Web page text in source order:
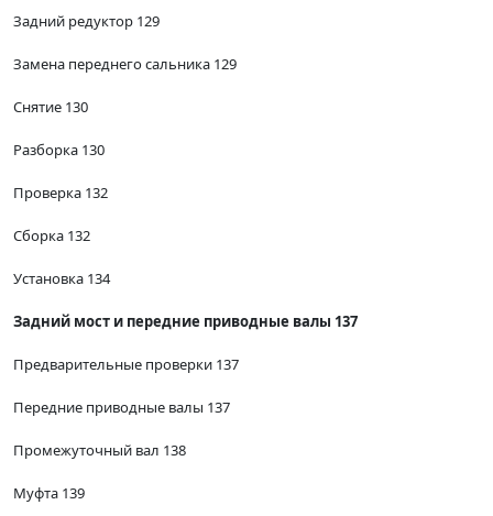
Задний редуктор 129
Замена переднего сальника 129
Снятие 130
Разборка 130
Проверка 132
Сборка 132
Установка 134
Задний мост и передние приводные валы 137
Предварительные проверки 137
Передние приводные валы 137
Промежуточный вал 138
Муфта 139